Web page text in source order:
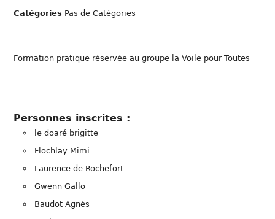
Catégories Pas de Catégories
Formation pratique réservée au groupe la Voile pour Toutes
Personnes inscrites :
le doaré brigitte
Flochlay Mimi
Laurence de Rochefort
Gwenn Gallo
Baudot Agnès